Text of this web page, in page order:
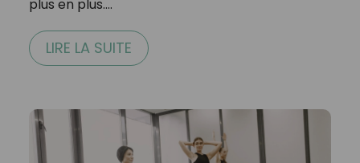
plus en plus.…
LIRE LA SUITE